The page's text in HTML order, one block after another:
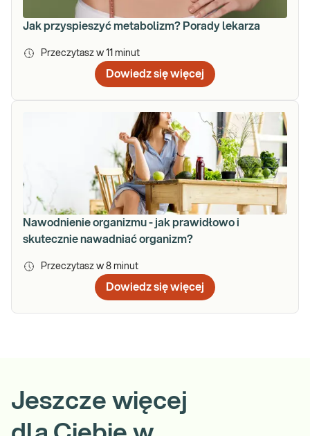
Jak przyspieszyć metabolizm? Porady lekarza
Przeczytasz w 11 minut
Dowiedz się więcej
Nawodnienie organizmu - jak prawidłowo i
skutecznie nawadniać organizm?
Przeczytasz w 8 minut
Dowiedz się więcej
Jeszcze więcej